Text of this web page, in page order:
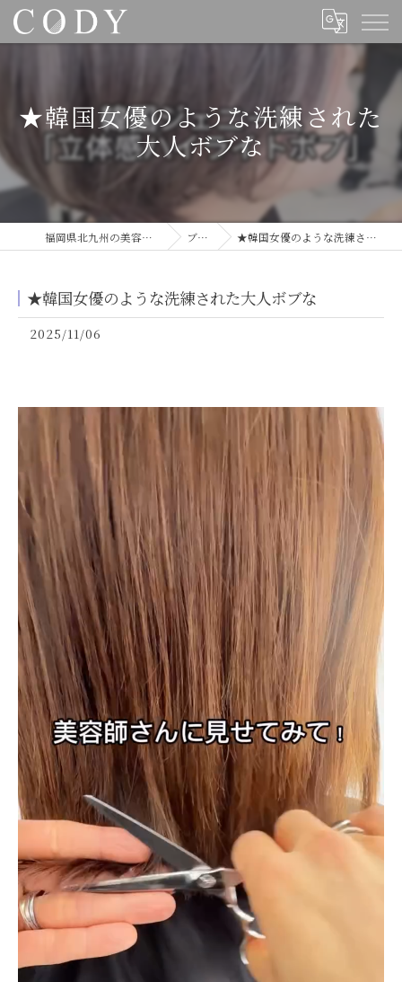
★韓国女優のような洗練された
大人ボブな
福岡県北九州の美容室ならCODY ブログ ★韓国女優のような洗練された大人ボブな
★韓国女優のような洗練された大人ボブな
2025/11/06